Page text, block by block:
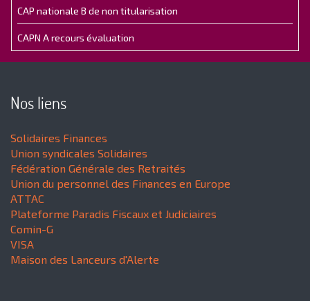
CAP nationale B de non titularisation
CAPN A recours évaluation
Nos liens
Solidaires Finances
Union syndicales Solidaires
Fédération Générale des Retraités
Union du personnel des Finances en Europe
ATTAC
Plateforme Paradis Fiscaux et Judiciaires
Comin-G
VISA
Maison des Lanceurs d'Alerte